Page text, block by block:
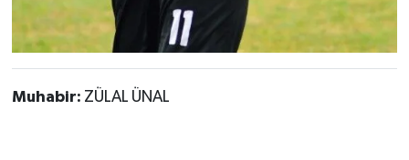
Muhabir: ZÜLAL ÜNAL